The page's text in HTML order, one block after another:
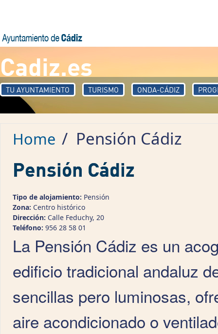
Cadiz.es
TU AYUNTAMIENTO TURISMO ONDA-CÁDIZ
Home / Pensión Cádiz
Pensión Cádiz
Tipo de alojamiento: Pensión
Zona: Centro histórico
Dirección: Calle Feduchy, 20
Teléfono: 956 28 58 01
La Pensión Cádiz es un
edificio tradicional andaluz
sencillas pero luminosas,
aire acondicionado o